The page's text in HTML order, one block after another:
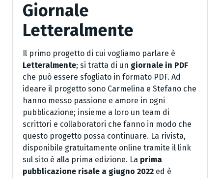
Giornale
Letteralmente
Il primo progetto di cui vogliamo parlare è
Letteralmente; si tratta di un giornale in PDF
che può essere sfogliato in formato PDF. Ad
ideare il progetto sono Carmelina e Stefano che
hanno messo passione e amore in ogni
pubblicazione; insieme a loro un team di
scrittori e collaboratori che fanno in modo che
questo progetto possa continuare. La rivista,
disponibile gratuitamente online tramite il link
sul sito è alla prima edizione. La prima
pubblicazione risale a giugno 2022 ed è